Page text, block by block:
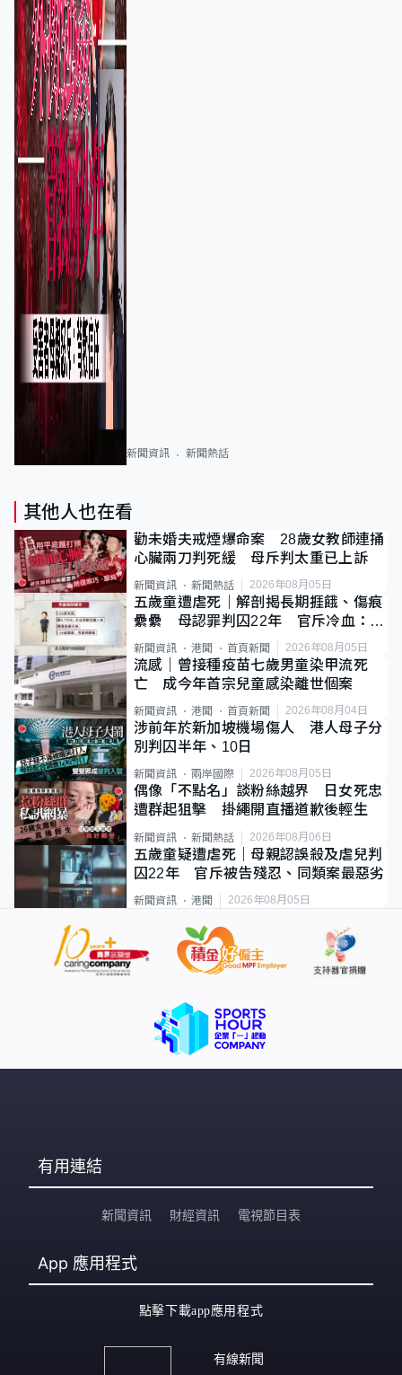
新聞資訊 新聞熱話
其他人也在看
勸未婚夫戒煙爆命案 28歲女教師連捅
心臟兩刀判死緩 母斥判太重已上訴
新聞資訊 新聞熱話 2026年08月05日
五歲童遭虐死｜解剖揭長期捱餓、傷痕
纍纍 母認罪判囚22年 官斥冷血：同
類案最惡劣
新聞資訊 港聞 首頁新聞 2026年08月05日
流感｜曾接種疫苗七歲男童染甲流死
亡 成今年首宗兒童感染離世個案
新聞資訊 港聞 首頁新聞 2026年08月04日
涉前年於新加坡機場傷人 港人母子分
別判囚半年、10日
新聞資訊 兩岸國際 2026年08月05日
偶像「不點名」談粉絲越界 日女死忠
遭群起狙擊 掛繩開直播道歉後輕生
新聞資訊 新聞熱話 2026年08月06日
五歲童疑遭虐死｜母親認誤殺及虐兒判
囚22年 官斥被告殘忍、同類案最惡劣
新聞資訊 港聞 2026年08月05日
有用連結
新聞資訊 財經資訊 電視節目表
App 應用程式
點擊下載app應用程式
有線新聞